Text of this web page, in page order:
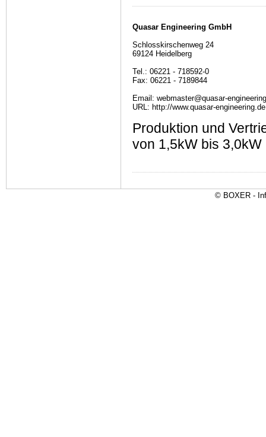
Quasar Engineering GmbH
Schlosskirschenweg 24
69124 Heidelberg
Tel.: 06221 - 718592-0
Fax: 06221 - 7189844
Email: webmaster@quasar-
URL: http://www.quasar-engineering.de
Produktion und
von 1,5kW bis 3,0kW
© BOXER -